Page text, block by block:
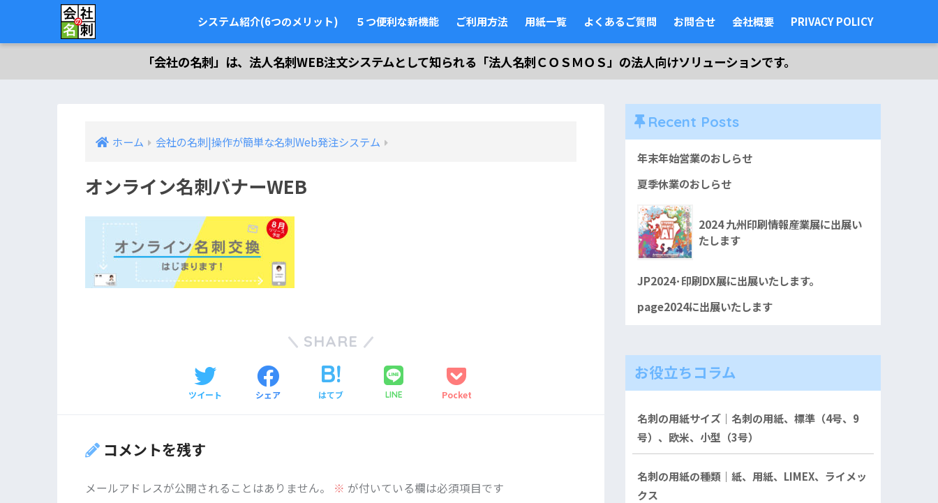
システム紹介(6つのメリット) ５つ便利な新機能 ご利用方法 用紙一覧 よくあるご質問 お問合せ 会社概要 PRIVACY POLICY
「会社の名刺」は、法人名刺WEB注文システムとして知られる「法人名刺ＣＯＳＭＯＳ」の法人向けソリューションです。
ホーム 会社の名刺|操作が簡単な名刺Web発注システム
オンライン名刺バナーWEB
SHARE
ツイート シェア はてブ LINE Pocket
コメントを残す
メールアドレスが公開されることはありません。 ※ が付いている欄は必須項目です
Recent Posts
年末年始営業のおしらせ
夏季休業のおしらせ
2024 九州印刷情報産業展に出展い
たします
JP2024･印刷DX展に出展いたします。
page2024に出展いたします
お役立ちコラム
名刺の用紙サイズ｜名刺の用紙、標準（4号、9
号）、欧米、小型（3号）
名刺の用紙の種類｜紙、用紙、LIMEX、ライメッ
クス